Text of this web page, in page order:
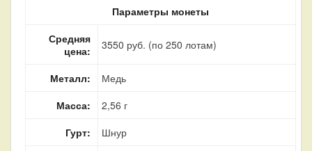
Параметры монеты
Средняя
цена:
3550 руб. (по 250 лотам)
Металл:
Медь
Масса:
2,56 г
Гурт:
Шнур